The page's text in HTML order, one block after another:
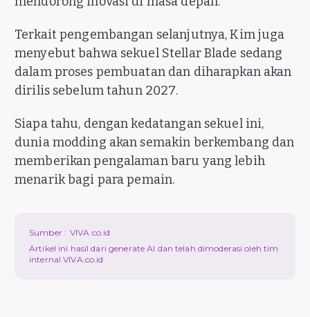
Terkait pengembangan selanjutnya, Kim juga
menyebut bahwa sekuel Stellar Blade sedang
dalam proses pembuatan dan diharapkan akan
dirilis sebelum tahun 2027.
Siapa tahu, dengan kedatangan sekuel ini,
dunia modding akan semakin berkembang dan
memberikan pengalaman baru yang lebih
menarik bagi para pemain.
Sumber : VIVA.co.id
Artikel ini hasil dari generate AI dan telah dimoderasi oleh tim
internal VIVA.co.id